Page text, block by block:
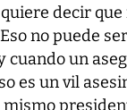
decir
no puede
cuando un
es un vil